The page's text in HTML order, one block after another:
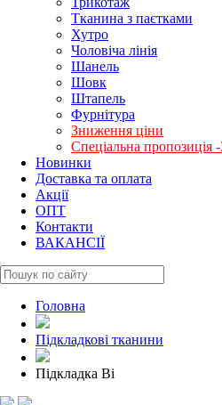
Тканина з паєтками
Хутро
Чоловіча лінія
Шанель
Шовк
Штапель
Фурнітура
Зниження ціни
Спеціальна пропозиція
Новинки
Доставка та оплата
Акції
ОПТ
Контакти
ВАКАНСІЇ
Головна
Підкладкові тканини
Підкладка Ві